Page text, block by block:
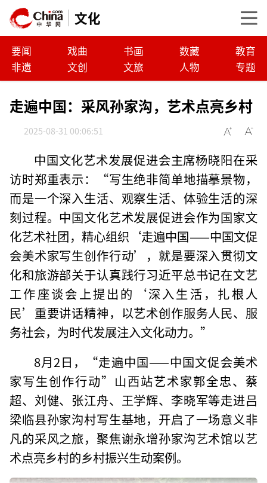
文化
要闻 戏曲 书画 数藏
教育
非遗
文创 文旅 人物 专题
走遍中国：采风孙家沟，艺术点亮乡村
2025-08-31 00:06:51
中国文化艺术发展促进会主席杨晓阳在采
访时郑重表示：“写生绝非简单地描摹景物，
而是一个深入生活、观察生活、体验生活的深
刻过程。中国文化艺术发展促进会作为国家文
化艺术社团，精心组织‘走遍中国——中国文促
会美术家写生创作行动’，就是要深入贯彻文
化和旅游部关于认真践行习近平总书记在文艺
工作座谈会上提出的‘深入生活，扎根人
民’重要讲话精神，以艺术创作服务人民、服
务社会，为时代发展注入文化动力。”
8月2日，“走遍中国——中国文促会美术
家写生创作行动”山西站艺术家郭全忠、蔡
超、刘健、张江舟、王学辉、李晓军等走进吕
梁临县孙家沟村写生基地，开启了一场意义非
凡的采风之旅，聚焦谢永增孙家沟艺术馆以艺
术点亮乡村的乡村振兴生动案例。